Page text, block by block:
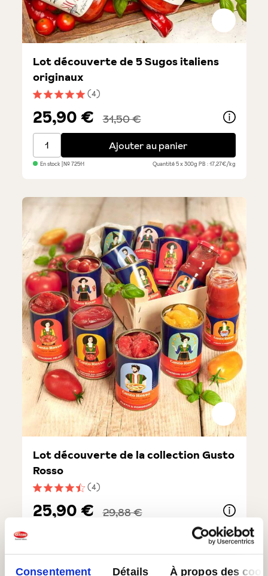
Consentement Détails À propos des
Note moyenne de 5 sur 5 étoiles
(4)
Lot découverte de 5 Sugos italiens
originaux
25,90 € 31,50 €
Lot découverte de 5 Sugos italiens originaux
Ajouter au panier
En stock | №72511 Quantité5 x 300gPB : 17,27€/kg
Note moyenne de 4.5 sur 5 étoiles
(4)
Lot découverte de la collection Gusto
Rosso
25,90 € 29,88 €
Lot découverte de la collection Gusto Rosso
En stock| №81235 Quantité1 x 1SetPB : 25,90€/st